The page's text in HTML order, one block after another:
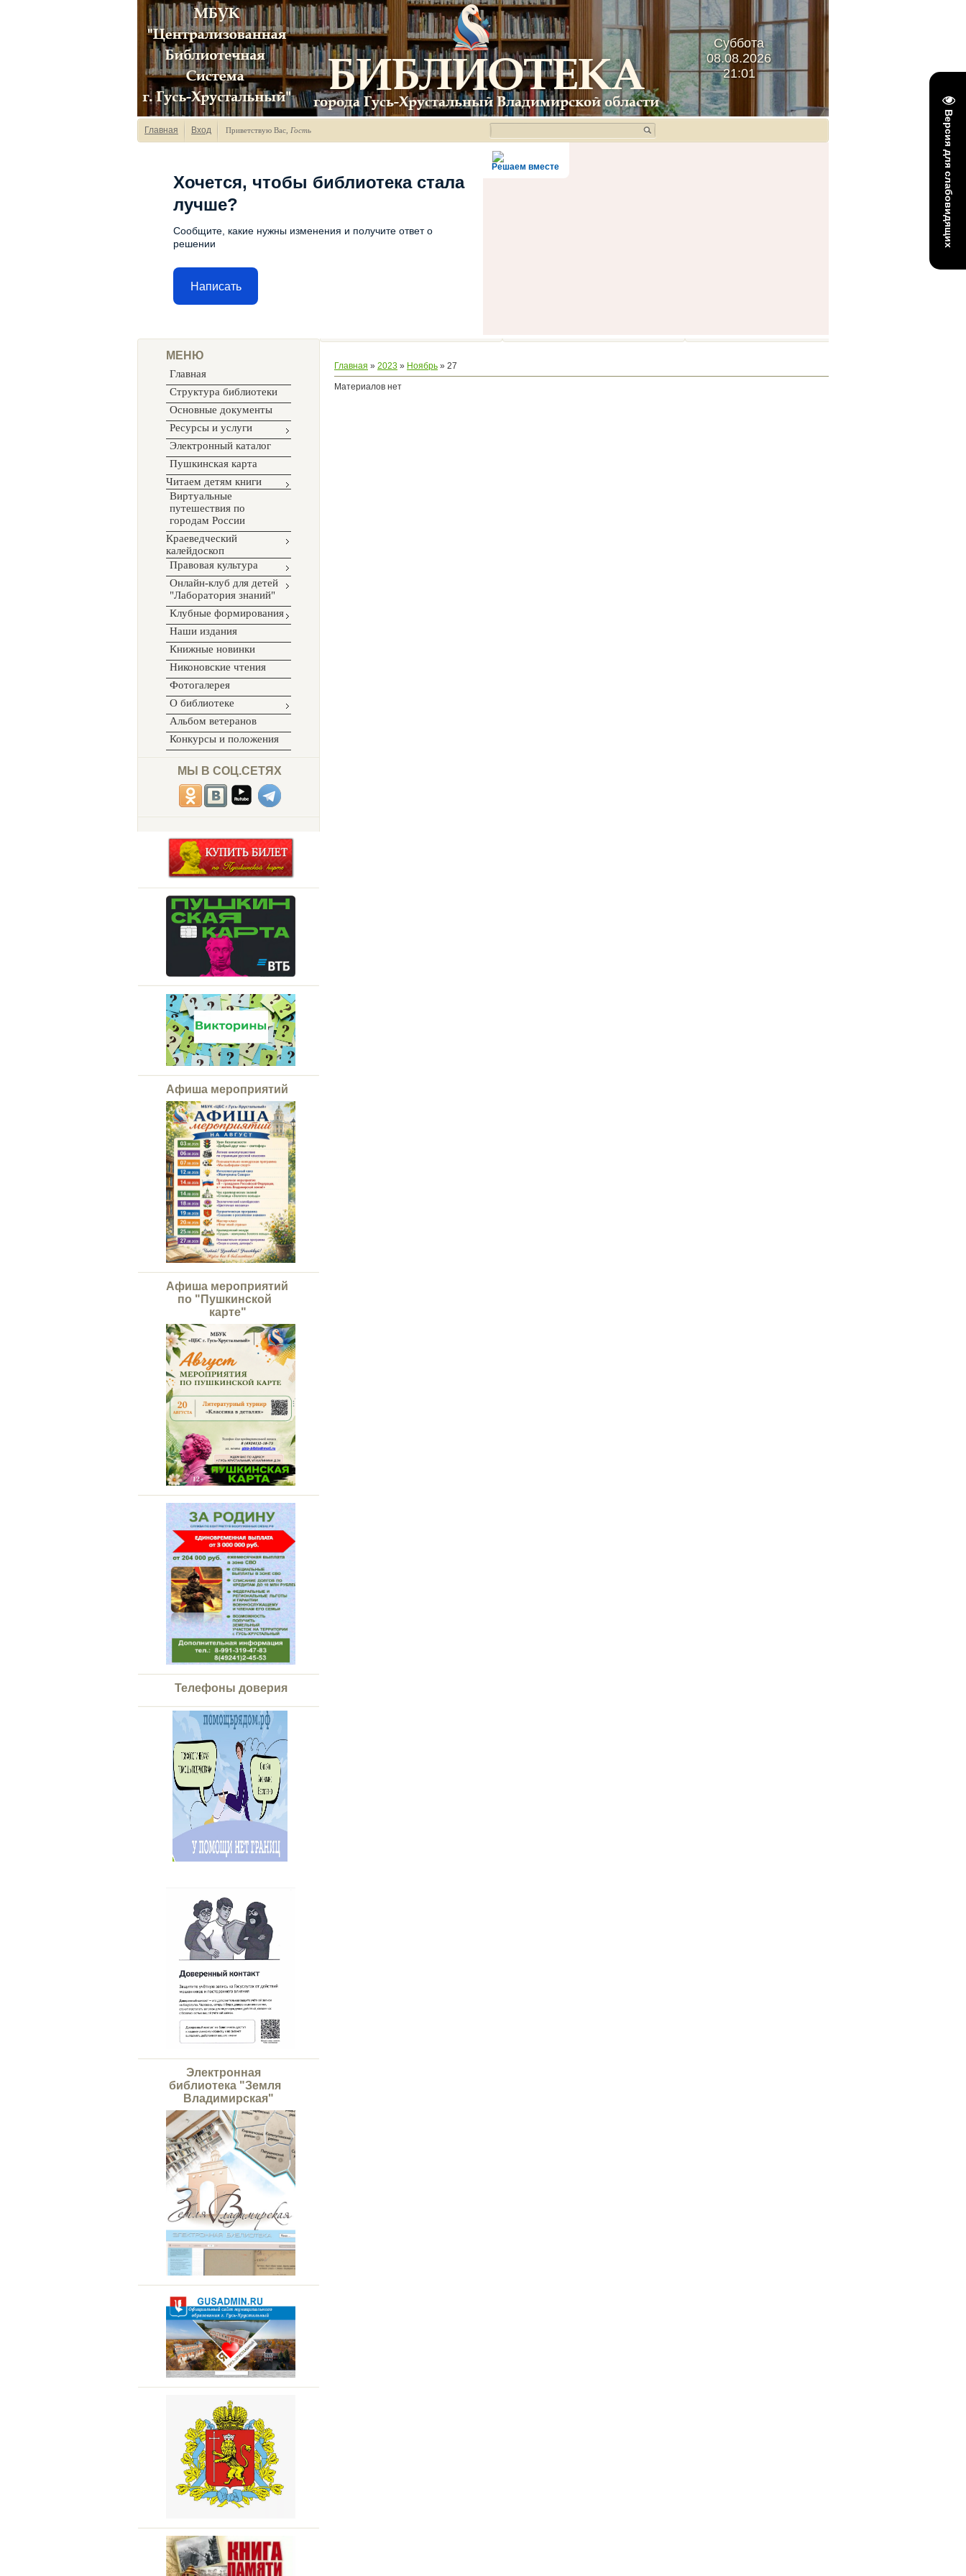
Версия для слабовидящих
Суббота
08.08.2026
21:01
Главная Вход Приветствую Вас Гость
Решаем вместе
Хочется, чтобы библиотека стала
лучше?
Сообщите, какие нужны изменения и получите ответ о
решении
Написать
МЕНЮ
Главная
Структура библиотеки
Основные документы
Ресурсы и услуги
Электронный каталог
Пушкинская карта
Читаем детям книги
Виртуальные
путешествия по
городам России
Краеведческий
калейдоскоп
Правовая культура
Онлайн-клуб для детей
"Лаборатория знаний"
Клубные формирования
Наши издания
Книжные новинки
Никоновские чтения
Фотогалерея
О библиотеке
Альбом ветеранов
Конкурсы и положения
МЫ В СОЦ.СЕТЯХ
Афиша мероприятий
Афиша мероприятий
по "Пушкинской
карте"
Телефоны доверия
Электронная
библиотека "Земля
Владимирская"
Главная » 2023 » Ноябрь » 27
Материалов нет